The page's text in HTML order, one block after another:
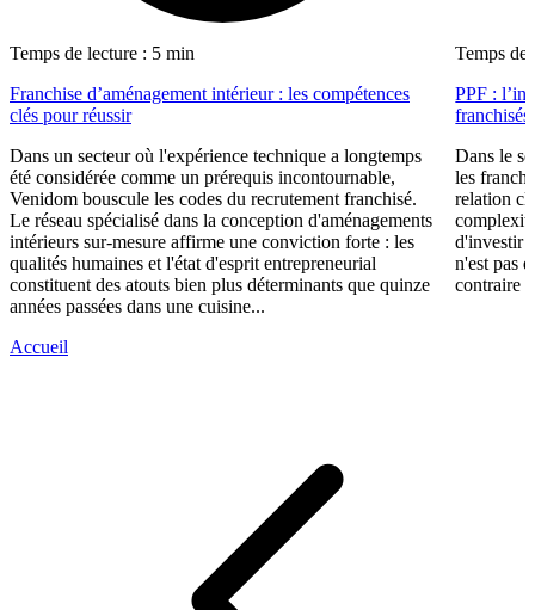
Temps de lecture : 5 min
Franchise d’aménagement intérieur : les compétences
clés pour réussir
Dans un secteur où l'expérience technique a longtemps
été considérée comme un prérequis incontournable,
Venidom bouscule les codes du recrutement franchisé.
Le réseau spécialisé dans la conception d'aménagements
intérieurs sur-mesure affirme une conviction forte : les
qualités humaines et l'état d'esprit entrepreneurial
constituent des atouts bien plus déterminants que quinze
années passées dans une cuisine...
Temps de
PPF :
franchisés
Dans le
les
relation
d'investir
n'est pas
contraire
Accueil